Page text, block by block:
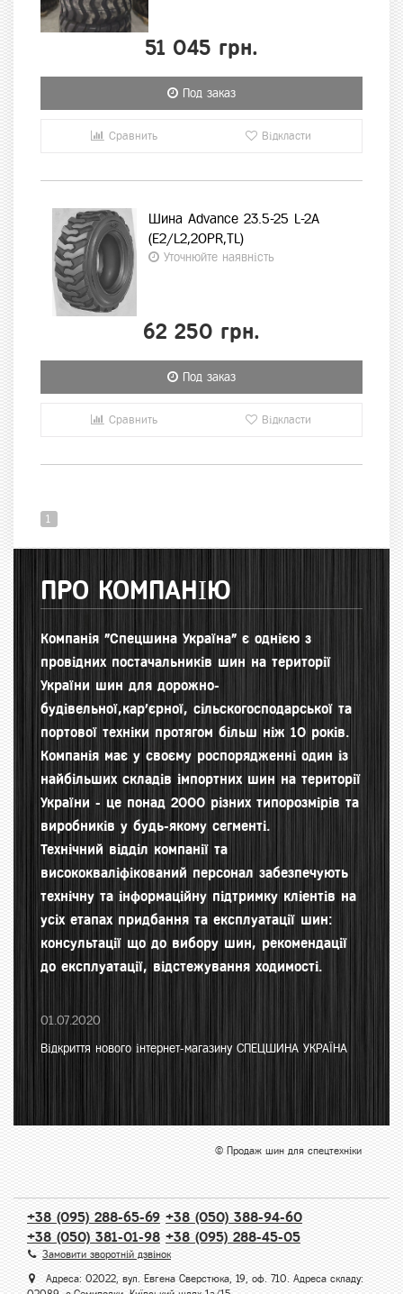
51 045 грн.
Под заказ
Сравнить Відкласти
Шина Advance 23.5-25 L-2A
(E2/L2,20PR,TL)
Уточнюйте наявність
62 250 грн.
Под заказ
Сравнить Відкласти
1
ПРО КОМПАНІЮ
Компанія "Спецшина Україна" є однією з
провідних постачальників шин на території
України шин для дорожно-
будівельної,кар'єрної, сільскогосподарської та
портової техніки протягом більш ніж 10 років.
Компанія має у своєму роспорядженні один із
найбільших складів імпортних шин на території
України - це понад 2000 різних типорозмірів та
виробників у будь-якому сегменті.
Технічний відділ компанії та
висококваліфікований персонал забезпечують
технічну та інформаційну підтримку кліентів на
усіх етапах придбання та експлуатації шин:
консультації що до вибору шин, рекомендації
до експлуатації, відстежування ходимості.
01.07.2020
Відкриття нового інтернет-магазину СПЕЦШИНА УКРАЇНА
© Продаж шин для спецтехніки
+38 (095) 288-65-69 +38 (050) 388-94-60
+38 (050) 381-01-98 +38 (095) 288-45-05
Замовити зворотній дзвінок
Адреса: 02022, вул. Евгена Сверстюка, 19, оф. 710. Адреса складу: